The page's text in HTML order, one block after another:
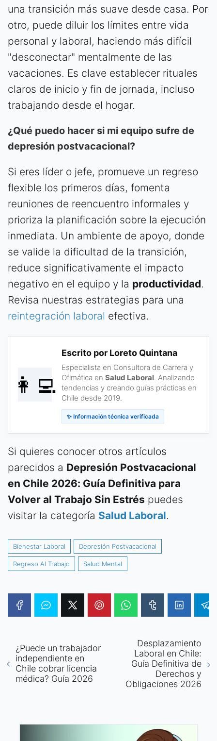
una transición más suave desde casa. Por
otro, puede diluir los límites entre vida
personal y laboral, haciendo más difícil
"desconectar" mentalmente de las
vacaciones. Es clave establecer rituales
claros de inicio y fin de jornada, incluso
trabajando desde el hogar.
¿Qué puedo hacer si mi equipo sufre de
depresión postvacacional?
Si eres líder o jefe, promueve un regreso
flexible los primeros días, fomenta
reuniones de reencuentro informales y
prioriza la planificación sobre la ejecución
inmediata. Un ambiente de apoyo, donde
se valide la dificultad de la transición,
reduce significativamente el impacto
negativo en el equipo y la productividad.
Revisa nuestras estrategias para una
reintegración laboral efectiva.
👩‍💻
Escrito por Loreto Quintana
Especialista en Consultora de Carrera y
Ofimática en Salud Laboral. Analizando
tendencias y creando guías prácticas en
Chile desde 2019.
✨ Información técnica verificada
Si quieres conocer otros artículos
parecidos a Depresión Postvacacional
en Chile 2026: Guía Definitiva para
Volver al Trabajo Sin Estrés puedes
visitar la categoría Salud Laboral.
Bienestar Laboral Depresión Postvacacional
Regreso Al Trabajo Salud Mental
¿Puede un trabajador
independiente en
Chile cobrar licencia
médica? Guía 2026
Desplazamiento
Laboral en Chile:
Guía Definitiva de
Derechos y
Obligaciones 2026